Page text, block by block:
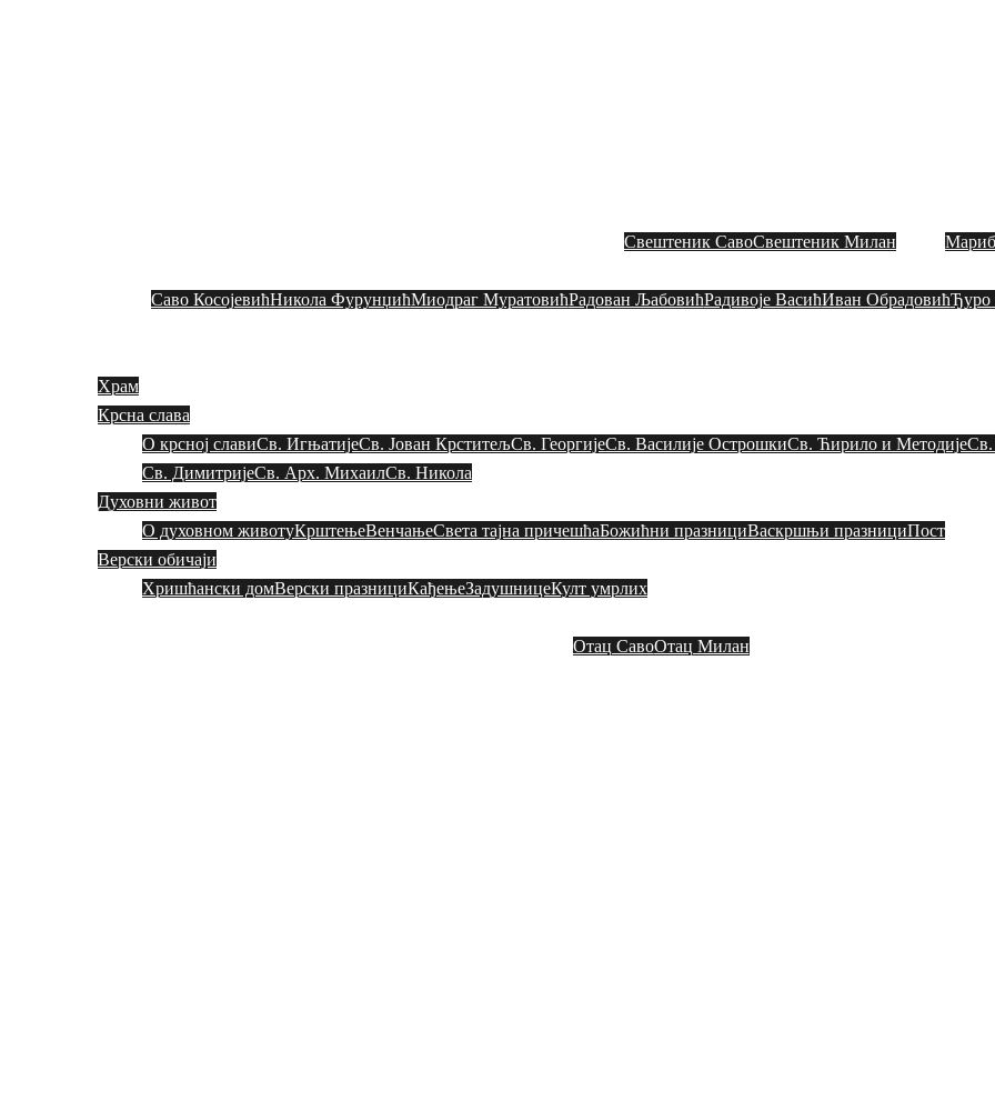
Свештеник СавоСвештеник Милан
Саво КосојевићНикола ФурунџићМиодраг МуратовићРадован ЉaбовићРадивоје ВасићИван ОбрадовићЂуро
Храм
Крсна слава
О крсној славиСв. ИгњатијеСв. Јован КрститељСв. ГеоргијеСв. Василије ОстрошкиСв. Ћирило и Методије
Св. ДимитријеСв. Арх. МихаилСв. Никола
Духовни живот
О духовном животуКрштењеВенчањеСвета тајна причешћаБожићни празнициВаскршњи празнициПост
Верски обичаји
Хришћански домВерски празнициКађењеЗадушницеКулт умрлих
Отац СавоОтац Милан